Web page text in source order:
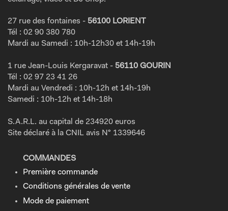
27 rue des fontaines - 56100 LORIENT
Tél : 02 90 380 780
Mardi au Samedi : 10h-12h30 et 14h-19h
1 rue Jean-Louis Kergaravat - 56110 GOURIN
Tél : 02 97 23 41 26
Mardi au Vendredi : 10h-12h et 14h-19h
Samedi : 10h-12h et 14h-18h
S.A.R.L. au capital de 234920 euros
Site déclaré à la CNIL avis N° 1339646
COMMANDES
Première commande
Conditions générales de vente
Mode de paiement